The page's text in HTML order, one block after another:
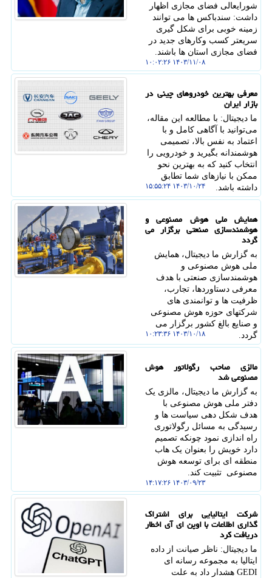
شورایعالی فضای مجازی اظهار
داشت: سندباکس ها می توانند
زمینه خوبی برای شکل گیری
سریعتر کسب وکارهای جدید در
فضای مجازی استان ها باشند.
۱۴۰۳/۱۱/۰۸ ۱۰:۰۲:۲۶
معرفی بهترین خودروهای چینی در
بازار ایران
ما دیجیتال: با مطالعه این مقاله،
می‌توانید با آگاهی کامل و با
اعتماد به نفس بالا، تصمیمی
هوشمندانه بگیرید و خودرویی را
انتخاب کنید که به بهترین نحو
ممکن با نیازهای شما تطابق
داشته باشد.
۱۴۰۳/۱۰/۲۴ ۱۵:۵۵:۲۴
همایش ملی هوش مصنوعی و
هوشمندسازی صنعتی برگزار می
گردد
به گزارش ما دیجیتال، همایش
ملی هوش مصنوعی و
هوشمندسازی صنعتی با هدف
معرفی دستاوردها، تجارب،
ظرفیت ها و توانمندی های
شرکتهای حوزه هوش مصنوعی
و صنایع بالغ کشور برگزار می
گردد.
۱۴۰۳/۱۰/۱۸ ۱۰:۲۳:۳۶
مالزی صاحب رگولاتور هوش
مصنوعی شد
به گزارش ما دیجیتال، مالزی یک
دفتر ملی هوش مصنوعی با
هدف شکل دهی سیاست ها و
رسیدگی به مسائل رگولاتوری
راه اندازی نمود چونکه تصمیم
دارد خویش را بعنوان یک هاب
منطقه ای برای توسعه هوش
مصنوعی تثبیت کند.
۱۴۰۳/۰۹/۲۳ ۱۴:۱۷:۲۶
شرکت ایتالیایی برای اشتراک
گذاری اطلاعات با اوپن ای آی اخطار
دریافت کرد
ما دیجیتال: ناظر صیانت از داده
ایتالیا به مجموعه رسانه ای
GEDI هشدار داد به علت